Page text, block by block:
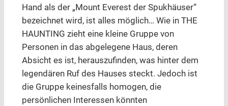
Hand als der „Mount Everest der Spukhäuser“
bezeichnet wird, ist alles möglich… Wie in THE
HAUNTING zieht eine kleine Gruppe von
Personen in das abgelegene Haus, deren
Absicht es ist, herauszufinden, was hinter dem
legendären Ruf des Hauses steckt. Jedoch ist
die Gruppe keinesfalls homogen, die
persönlichen Interessen könnten